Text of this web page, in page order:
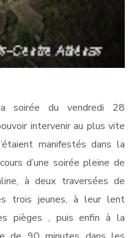
soirée du vendredi 28
intervenir au plus vite
manifestés dans la
d’une soirée pleine de
à deux traversées de
trois jeunes, à leur lent
pièges , puis enfin à la